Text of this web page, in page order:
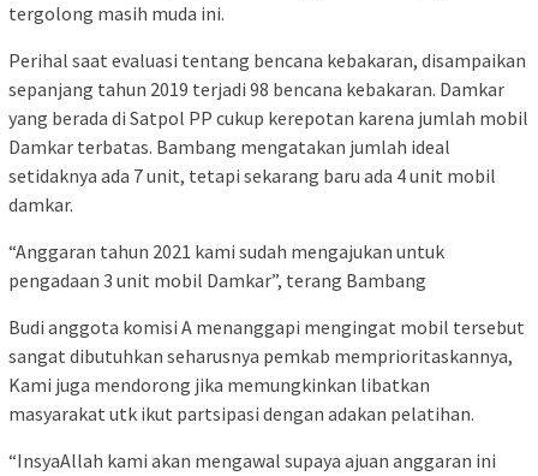
tergolong masih muda ini.
Perihal saat evaluasi tentang bencana kebakaran, disampaikan
sepanjang tahun 2019 terjadi 98 bencana kebakaran. Damkar
yang berada di Satpol PP cukup kerepotan karena jumlah mobil
Damkar terbatas. Bambang mengatakan jumlah ideal
setidaknya ada 7 unit, tetapi sekarang baru ada 4 unit mobil
damkar.
“Anggaran tahun 2021 kami sudah mengajukan untuk
pengadaan 3 unit mobil Damkar”, terang Bambang
Budi anggota komisi A menanggapi mengingat mobil tersebut
sangat dibutuhkan seharusnya pemkab memprioritaskannya,
Kami juga mendorong jika memungkinkan libatkan
masyarakat utk ikut partsipasi dengan adakan pelatihan.
“InsyaAllah kami akan mengawal supaya ajuan anggaran ini